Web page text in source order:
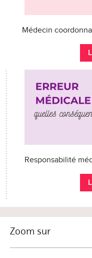
Médecin
Responsabilité
Zoom sur